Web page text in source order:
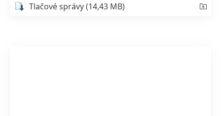
Tlačové správy(14,43 MB)